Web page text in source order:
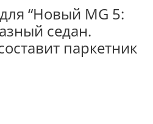
“Новый MG 5:
седан.
паркетник